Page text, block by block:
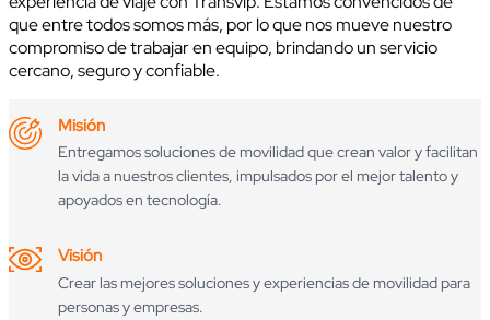
que entre todos somos más, por lo que nos mueve nuestro
compromiso de trabajar en equipo, brindando un servicio
cercano, seguro y confiable.
Misión
Entregamos soluciones de movilidad que crean valor y facilitan
la vida a nuestros clientes, impulsados por el mejor talento y
apoyados en tecnología.
Visión
Crear las mejores soluciones y experiencias de movilidad para
personas y empresas.